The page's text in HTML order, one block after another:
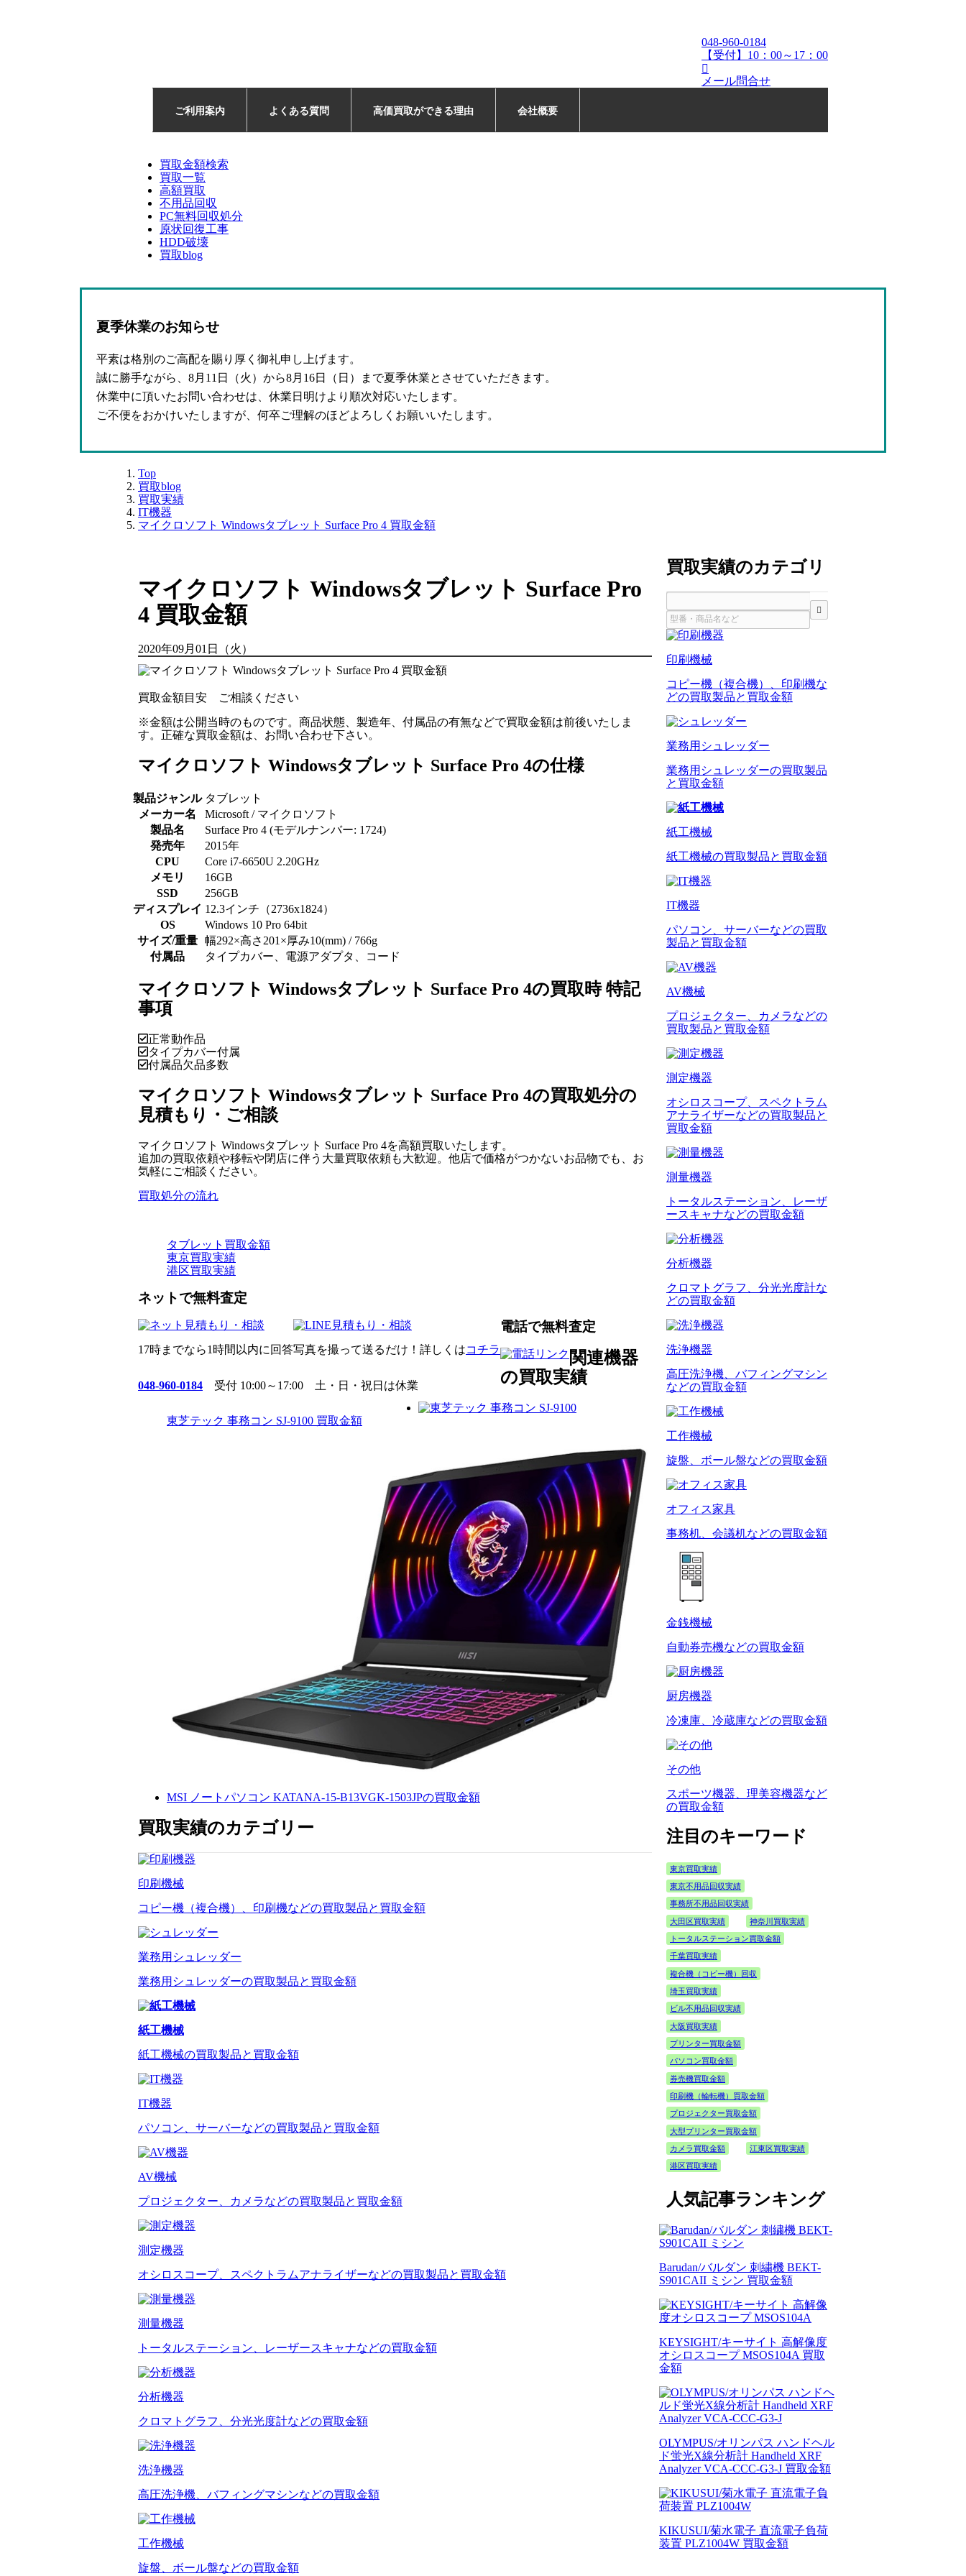
048-960-0184
【受付】10：00～17：00
メール問合せ
ご利用案内 よくある質問 高価買取ができる理由 会社概要
買取金額検索
買取一覧
高額買取
不用品回収
PC無料回収処分
原状回復工事
HDD破壊
買取blog
夏季休業のお知らせ
平素は格別のご高配を賜り厚く御礼申し上げます。
誠に勝手ながら、8月11日（火）から8月16日（日）まで夏季休業とさせていただきます。
休業中に頂いたお問い合わせは、休業日明けより順次対応いたします。
ご不便をおかけいたしますが、何卒ご理解のほどよろしくお願いいたします。
Top
買取blog
買取実績
IT機器
マイクロソフト Windowsタブレット Surface Pro 4 買取金額
マイクロソフト Windowsタブレット Surface Pro
4 買取金額
2020年09月01日（火）
買取金額目安
ご相談ください
※金額は公開当時のものです。商品状態、製造年、付属品の有無などで買取金額は前後いたしま
す。正確な買取金額は、お問い合わせ下さい。
マイクロソフト Windowsタブレット Surface Pro 4の仕様
製品ジャンル タブレット
メーカー名
Microsoft / マイクロソフト
製品名
Surface Pro 4 (モデルナンバー: 1724)
発売年
2015年
CPU
Core i7-6650U 2.20GHz
メモリ
16GB
SSD
256GB
ディスプレイ 12.3インチ（2736x1824）
OS
Windows 10 Pro 64bit
サイズ/重量 幅292×高さ201×厚み10(mm) / 766g
付属品
タイプカバー、電源アダプタ、コード
マイクロソフト Windowsタブレット Surface Pro 4の買取時 特記
事項
正常動作品
タイプカバー付属
付属品欠品多数
マイクロソフト Windowsタブレット Surface Pro 4の買取処分の
見積もり・ご相談
マイクロソフト Windowsタブレット Surface Pro 4を高額買取いたします。
追加の買取依頼や移転や閉店に伴う大量買取依頼も大歓迎。他店で価格がつかないお品物でも、お
気軽にご相談ください。
買取処分の流れ
タブレット買取金額
東京買取実績
港区買取実績
ネットで無料査定
17時までなら1時間以内に回答写真を撮って送るだけ！詳しくはコチラ
電話で無料査定
048-960-0184 受付 10:00～17:00 土・日・祝日は休業
関連機器
の買取実績
東芝テック 事務コン SJ-9100 買取金額
MSI ノートパソコン KATANA-15-B13VGK-1503JPの買取金額
買取実績のカテゴリー
印刷機械
コピー機（複合機）、印刷機などの買取製品と買取金額
業務用シュレッダー
業務用シュレッダーの買取製品と買取金額
紙工機械
紙工機械の買取製品と買取金額
IT機器
パソコン、サーバーなどの買取製品と買取金額
AV機械
プロジェクター、カメラなどの買取製品と買取金額
測定機器
オシロスコープ、スペクトラムアナライザーなどの買取製品と買取金額
測量機器
トータルステーション、レーザースキャナなどの買取金額
分析機器
クロマトグラフ、分光光度計などの買取金額
洗浄機器
高圧洗浄機、バフィングマシンなどの買取金額
工作機械
旋盤、ボール盤などの買取金額
買取実績のカテゴリ
印刷機械
コピー機（複合機）、印刷機な
どの買取製品と買取金額
業務用シュレッダー
業務用シュレッダーの買取製品
と買取金額
紙工機械
紙工機械の買取製品と買取金額
IT機器
パソコン、サーバーなどの買取
製品と買取金額
AV機械
プロジェクター、カメラなどの
買取製品と買取金額
測定機器
オシロスコープ、スペクトラム
アナライザーなどの買取製品と
買取金額
測量機器
トータルステーション、レーザ
ースキャナなどの買取金額
分析機器
クロマトグラフ、分光光度計な
どの買取金額
洗浄機器
高圧洗浄機、バフィングマシン
などの買取金額
工作機械
旋盤、ボール盤などの買取金額
オフィス家具
事務机、会議机などの買取金額
金銭機械
自動券売機などの買取金額
厨房機器
冷凍庫、冷蔵庫などの買取金額
その他
スポーツ機器、理美容機器など
の買取金額
注目のキーワード
東京買取実績
東京不用品回収実績
事務所不用品回収実績
大田区買取実績 神奈川買取実績
トータルステーション買取金額
千葉買取実績
複合機（コピー機）回収
埼玉買取実績
ビル不用品回収実績
大阪買取実績
プリンター買取金額
パソコン買取金額
券売機買取金額
印刷機（輪転機）買取金額
プロジェクター買取金額
大型プリンター買取金額
カメラ買取金額 江東区買取実績
港区買取実績
人気記事ランキング
Barudan/バルダン 刺繍機 BEKT-
S901CAII ミシン 買取金額
KEYSIGHT/キーサイト 高解像度
オシロスコープ MSOS104A 買取
金額
OLYMPUS/オリンパス ハンドヘル
ド蛍光X線分析計 Handheld XRF
Analyzer VCA-CCC-G3-J 買取金額
KIKUSUI/菊水電子 直流電子負荷
装置 PLZ1004W 買取金額